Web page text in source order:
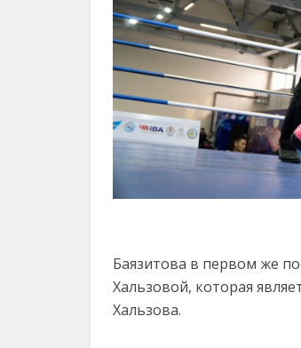
Баязитова в первом же
Хальзовой, которая
Хальзова.